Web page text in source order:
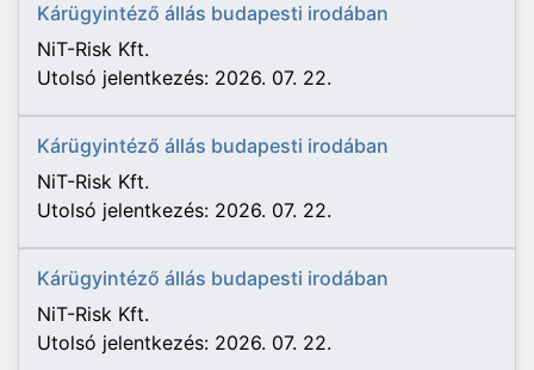
Kárügyintéző állás budapesti irodában
NiT-Risk Kft.
Utolsó jelentkezés: 2026. 07. 22.
Kárügyintéző állás budapesti irodában
NiT-Risk Kft.
Utolsó jelentkezés: 2026. 07. 22.
Kárügyintéző állás budapesti irodában
NiT-Risk Kft.
Utolsó jelentkezés: 2026. 07. 22.